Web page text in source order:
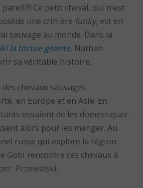
Ce petit cheval, qui n’est
une crinière funky, est en
sauvage au monde. Dans la
la tortue géante, Nathan
sa véritable histoire.
chevaux sauvages
en Europe et en Asie. En
essaient de les domestiquer.
alors pour les manger. Au
russe qui explore la région
Gobi rencontre ces chevaux à
: Przewalski.